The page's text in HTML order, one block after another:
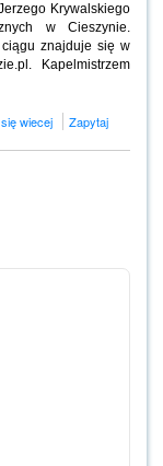
Krywalskiego
w Cieszynie.
znajduje się w
Kapelmistrzem
wiecej Zapytaj